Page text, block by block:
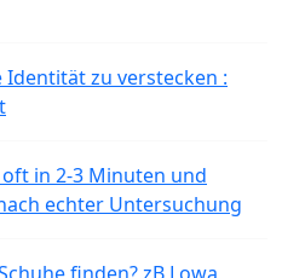
zu verstecken :
in 2-3 Minuten und
echter Untersuchung